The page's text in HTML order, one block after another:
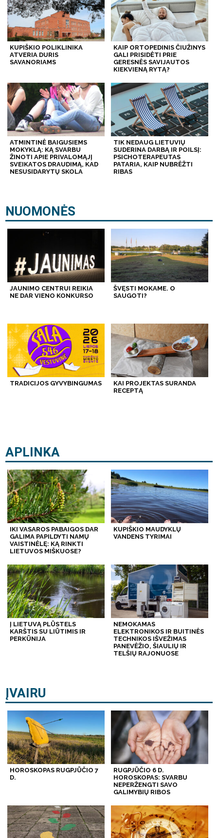
KUPIŠKIO POLIKLINIKA
ATVERIA DURIS
SAVANORIAMS
KAIP ORTOPEDINIS ČIUŽINYS
GALI PRISIDĖTI PRIE
GERESNĖS SAVIJAUTOS
KIEKVIENĄ RYTĄ?
ATMINTINĖ BAIGUSIEMS
MOKYKLĄ: KĄ SVARBU
ŽINOTI APIE PRIVALOMĄJĮ
SVEIKATOS DRAUDIMĄ, KAD
NESUSIDARYTŲ SKOLA
TIK NEDAUG LIETUVIŲ
SUDERINA DARBĄ IR POILSĮ:
PSICHOTERAPEUTAS
PATARIA, KAIP NUBRĖŽTI
RIBAS
NUOMONĖS
JAUNIMO CENTRUI REIKIA
NE DAR VIENO KONKURSO
ŠVĘSTI MOKAME. O
SAUGOTI?
TRADICIJOS GYVYBINGUMAS
KAI PROJEKTAS SURANDA
RECEPTĄ
APLINKA
IKI VASAROS PABAIGOS DAR
GALIMA PAPILDYTI NAMŲ
VAISTINĖLĘ: KĄ RINKTI
LIETUVOS MIŠKUOSE?
KUPIŠKIO MAUDYKLŲ
VANDENS TYRIMAI
Į LIETUVĄ PLŪSTELS
KARŠTIS SU LIŪTIMIS IR
PERKŪNIJA
NEMOKAMAS
ELEKTRONIKOS IR BUITINĖS
TECHNIKOS IŠVEŽIMAS
PANEVĖŽIO, ŠIAULIŲ IR
TELŠIŲ RAJONUOSE
ĮVAIRU
HOROSKOPAS RUGPJŪČIO 7
D.
RUGPJŪČIO 6 D.
HOROSKOPAS: SVARBU
NEPERŽENGTI SAVO
GALIMYBIŲ RIBOS